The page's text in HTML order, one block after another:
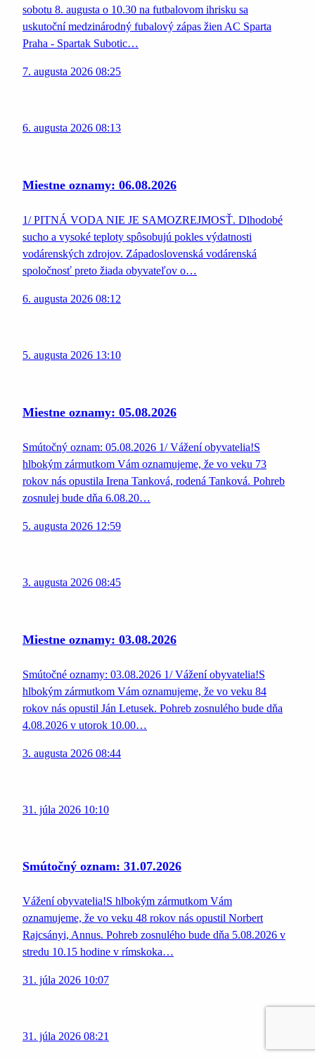
sobotu 8. augusta o 10.30 na futbalovom ihrisku sa
uskutoční medzinárodný fubalový zápas žien AC Sparta
Praha - Spartak Subotic…
7. augusta 2026 08:25
6. augusta 2026 08:13
Miestne oznamy: 06.08.2026
1/ PITNÁ VODA NIE JE SAMOZREJMOSŤ. Dlhodobé
sucho a vysoké teploty spôsobujú pokles výdatnosti
vodárenských zdrojov. Západoslovenská vodárenská
spoločnosť preto žiada obyvateľov o…
6. augusta 2026 08:12
5. augusta 2026 13:10
Miestne oznamy: 05.08.2026
Smútočný oznam: 05.08.2026 1/ Vážení obyvatelia!S
hlbokým zármutkom Vám oznamujeme, že vo veku 73
rokov nás opustila Irena Tanková, rodená Tanková. Pohreb
zosnulej bude dňa 6.08.20…
5. augusta 2026 12:59
3. augusta 2026 08:45
Miestne oznamy: 03.08.2026
Smútočné oznamy: 03.08.2026 1/ Vážení obyvatelia!S
hlbokým zármutkom Vám oznamujeme, že vo veku 84
rokov nás opustil Ján Letusek. Pohreb zosnulého bude dňa
4.08.2026 v utorok 10.00…
3. augusta 2026 08:44
31. júla 2026 10:10
Smútočný oznam: 31.07.2026
Vážení obyvatelia!S hlbokým zármutkom Vám
oznamujeme, že vo veku 48 rokov nás opustil Norbert
Rajcsányi, Annus. Pohreb zosnulého bude dňa 5.08.2026 v
stredu 10.15 hodine v rímskoka…
31. júla 2026 10:07
31. júla 2026 08:21